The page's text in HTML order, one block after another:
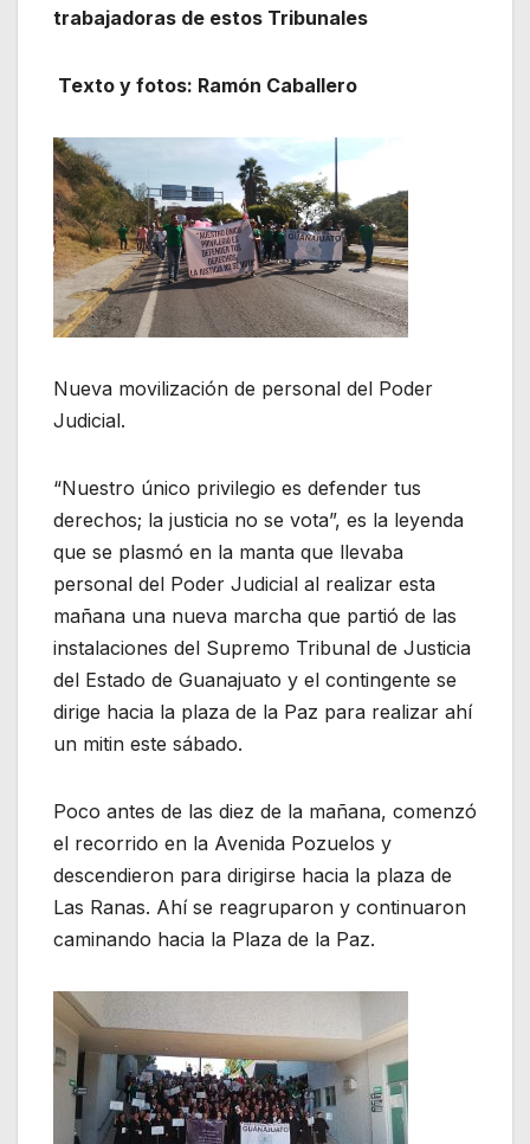
trabajadoras de estos Tribunales
Texto y fotos: Ramón Caballero
Nueva movilización de personal del Poder
Judicial.
“Nuestro único privilegio es defender tus
derechos; la justicia no se vota”, es la leyenda
que se plasmó en la manta que llevaba
personal del Poder Judicial al realizar esta
mañana una nueva marcha que partió de las
instalaciones del Supremo Tribunal de Justicia
del Estado de Guanajuato y el contingente se
dirige hacia la plaza de la Paz para realizar ahí
un mitin este sábado.
Poco antes de las diez de la mañana, comenzó
el recorrido en la Avenida Pozuelos y
descendieron para dirigirse hacia la plaza de
Las Ranas. Ahí se reagruparon y continuaron
caminando hacia la Plaza de la Paz.